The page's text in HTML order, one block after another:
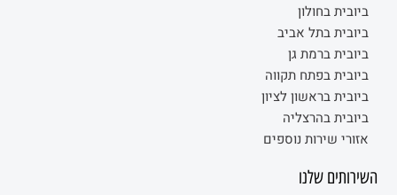
ביובית בחולון
ביובית בתל אביב
ביובית ברמת גן
ביובית בפתח תקווה
ביובית בראשון לציון
ביובית בהרצליה
אזורי שירות נוספים
השירותים שלנו